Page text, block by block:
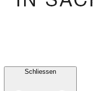
Schliessen